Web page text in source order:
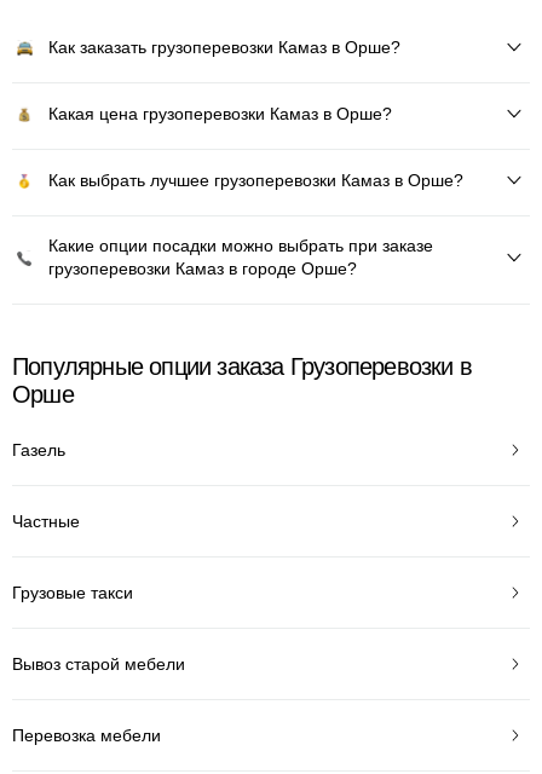
Как заказать грузоперевозки Камаз в Орше?
Какая цена грузоперевозки Камаз в Орше?
Как выбрать лучшее грузоперевозки Камаз в Орше?
Какие опции посадки можно выбрать при заказе
грузоперевозки Камаз в городе Орше?
Популярные опции заказа Грузоперевозки в
Орше
Газель
Частные
Грузовые такси
Вывоз старой мебели
Перевозка мебели